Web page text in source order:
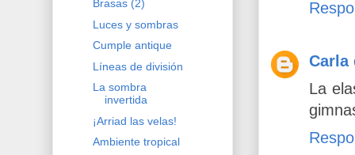
Carla
La
Brasas (2)
Luces y sombras
Cumple antique
Líneas de división
La sombra
invertida
¡Arriad las velas!
Ambiente tropical